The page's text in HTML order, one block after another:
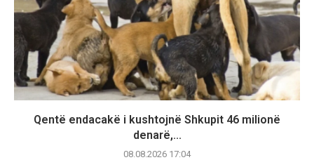
Qentë endacakë i kushtojnë Shkupit 46 milionë
denarë,...
08.08.2026 17:04